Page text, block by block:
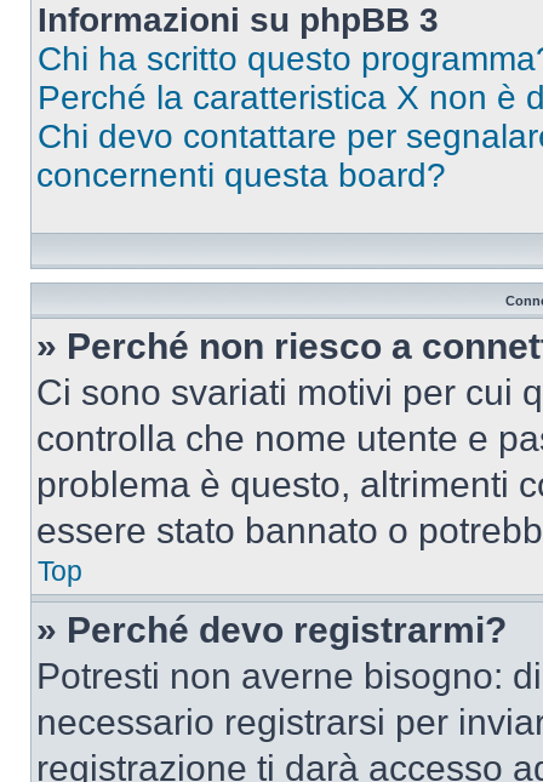
Informazioni su phpBB 3
Chi ha scritto questo
Perché la caratteristica X non è
Chi devo contattare per
concernenti questa board?
» Perché non riesco a
Ci sono svariati motivi per cui
controlla che nome utente e
problema è questo, altrimenti
essere stato bannato o
Top
» Perché devo registrarmi?
Potresti non averne bisogno:
necessario registrarsi per
registrazione ti darà accesso